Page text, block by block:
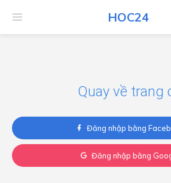
HOC24
HOC24
Quay về trang
Đăng nhập bằng
Đăng nhập bằng